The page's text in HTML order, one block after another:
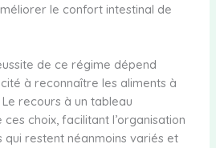
le confort intestinal de
de ce régime dépend
à reconnaître les aliments à
recours à un tableau
choix, facilitant l’organisation
qui restent néanmoins variés et